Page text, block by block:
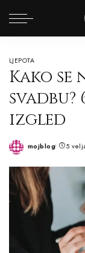
LJEPOTA
Kako se
svadbu?
izgled
Posted
mojblog 5